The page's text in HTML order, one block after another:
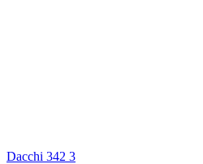
Dacchi 342 3